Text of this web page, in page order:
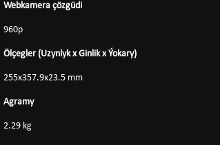
Webkamera çözgüdi
960p
Ölçegler (Uzynlyk x Ginlik x Ýokary)
255x357.9x23.5 mm
Agramy
2.29 kg